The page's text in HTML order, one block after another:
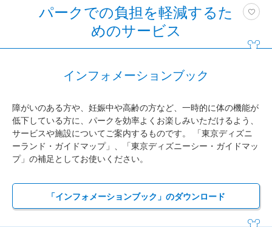
パークでの負担を軽減するた
めのサービス
インフォメーションブック
障がいのある方や、妊娠中や高齢の方など、一時的に体の機能が
低下している方に、パークを効率よくお楽しみいただけるよう、
サービスや施設についてご案内するものです。 「東京ディズニ
ーランド・ガイドマップ」、「東京ディズニーシー・ガイドマッ
プ」の補足としてお使いください。
「インフォメーションブック」のダウンロード